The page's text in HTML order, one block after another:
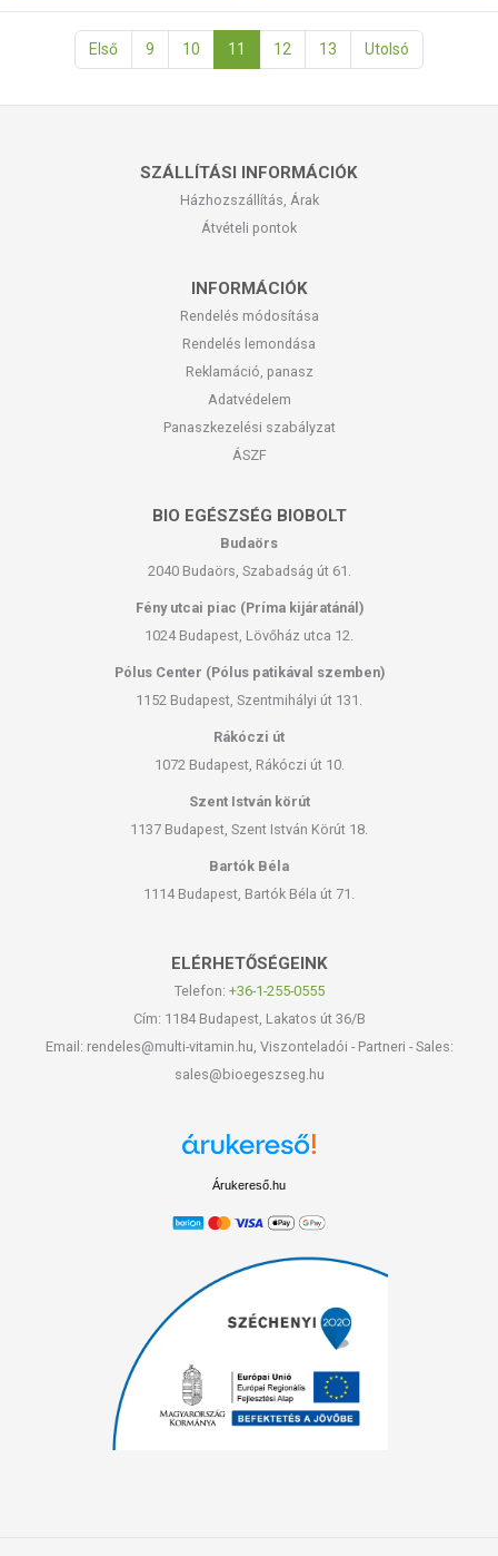
Első 9 10 11 12 13 Utolsó
SZÁLLÍTÁSI INFORMÁCIÓK
Házhozszállítás, Árak
Átvételi pontok
INFORMÁCIÓK
Rendelés módosítása
Rendelés lemondása
Reklamáció, panasz
Adatvédelem
Panaszkezelési szabályzat
ÁSZF
BIO EGÉSZSÉG BIOBOLT
Budaörs
2040 Budaörs, Szabadság út 61.
Fény utcai piac (Príma kijáratánál)
1024 Budapest, Lövőház utca 12.
Pólus Center (Pólus patikával szemben)
1152 Budapest, Szentmihályi út 131.
Rákóczi út
1072 Budapest, Rákóczi út 10.
Szent István körút
1137 Budapest, Szent István Körút 18.
Bartók Béla
1114 Budapest, Bartók Béla út 71.
ELÉRHETŐSÉGEINK
Telefon: +36-1-255-0555
Cím: 1184 Budapest, Lakatos út 36/B
Email: rendeles@multi-vitamin.hu, Viszonteladói - Partneri - Sales:
sales@bioegeszseg.hu
Árukereső.hu